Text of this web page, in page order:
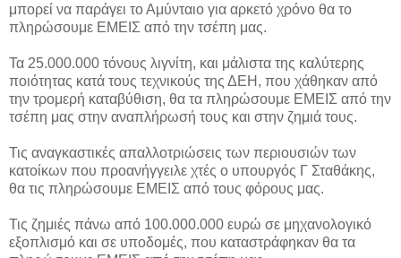
μπορεί να παράγει το Αμύνταιο για αρκετό χρόνο θα το
πληρώσουμε ΕΜΕΙΣ από την τσέπη μας.
Τα 25.000.000 τόνους λιγνίτη, και μάλιστα της καλύτερης
ποιότητας κατά τους τεχνικούς της ΔΕΗ, που χάθηκαν από
την τρομερή καταβύθιση, θα τα πληρώσουμε ΕΜΕΙΣ από την
τσέπη μας στην αναπλήρωσή τους και στην ζημιά τους.
Τις αναγκαστικές απαλλοτριώσεις των περιουσιών των
κατοίκων που προανήγγειλε χτές ο υπουργός Γ Σταθάκης,
θα τις πληρώσουμε ΕΜΕΙΣ από τους φόρους μας.
Τις ζημιές πάνω από 100.000.000 ευρώ σε μηχανολογικό
εξοπλισμό και σε υποδομές, που καταστράφηκαν θα τα